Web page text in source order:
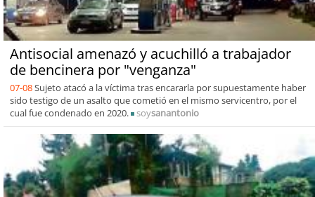
Antisocial amenazó y acuchilló a trabajador
de bencinera por "venganza"
07-08Sujeto atacó a la víctima tras encararla por supuestamente haber
sido testigo de un asalto que cometió en el mismo servicentro, por el
cual fue condenado en 2020.
soysanantonio